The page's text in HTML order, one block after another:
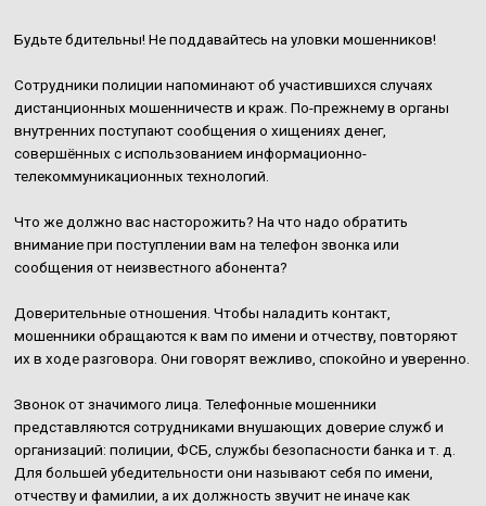
Будьте бдительны! Не поддавайтесь на уловки мошенников!
Сотрудники полиции напоминают об участившихся случаях
дистанционных мошенничеств и краж. По-прежнему в органы
внутренних поступают сообщения о хищениях денег,
совершённых с использованием информационно-
телекоммуникационных технологий.
Что же должно вас насторожить? На что надо обратить
внимание при поступлении вам на телефон звонка или
сообщения от неизвестного абонента?
Доверительные отношения. Чтобы наладить контакт,
мошенники обращаются к вам по имени и отчеству, повторяют
их в ходе разговора. Они говорят вежливо, спокойно и уверенно.
Звонок от значимого лица. Телефонные мошенники
представляются сотрудниками внушающих доверие служб и
организаций: полиции, ФСБ, службы безопасности банка и т. д.
Для большей убедительности они называют себя по имени,
отчеству и фамилии, а их должность звучит не иначе как